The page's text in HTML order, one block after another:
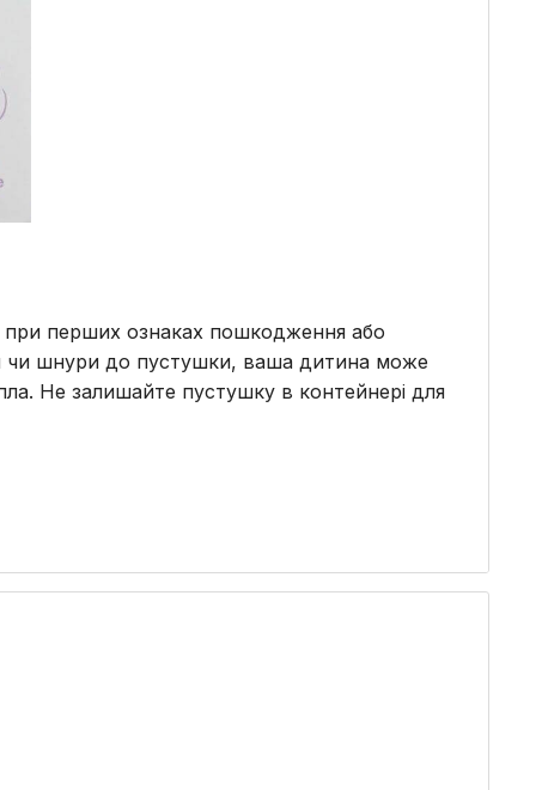
при перших ознаках пошкодження або
чи шнури до пустушки, ваша дитина може
Не залишайте пустушку в контейнері для